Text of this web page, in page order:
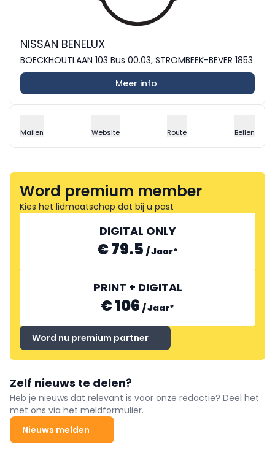
NISSAN BENELUX
BOECKHOUTLAAN 103 Bus 00.03, STROMBEEK-BEVER 1853
Meer info
Mailen Website Route Bellen
Word premium member
Kies het lidmaatschap dat bij u past
DIGITAL ONLY
€ 79.5 /Jaar*
PRINT + DIGITAL
€ 106 /Jaar*
Word nu premium partner
Zelf nieuws te delen?
Heb je nieuws dat relevant is voor onze redactie? Deel het
met ons via het meldformulier.
Nieuws melden